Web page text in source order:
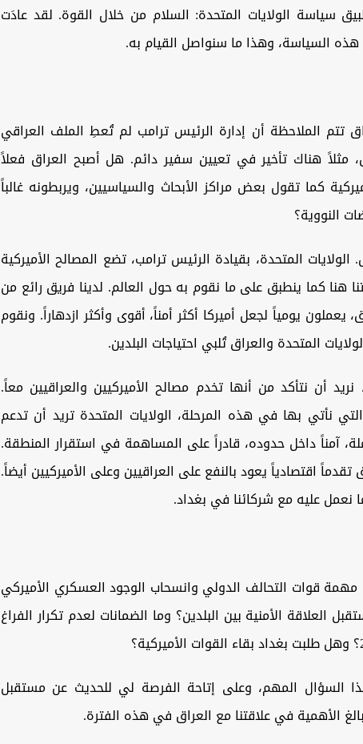
سياسة الولايات المتحدة: السلام من خلال القوة. لقد عادَت
هذه السياسة، وهذا ما سنواصل القيام به.
تتم الملاحظة أن إدارة الرئيس ترامب لم تُعطِ الملف العراقي
مثلاً هناك تأخير في تعيين سفير دائم. هل أصبح العراق فعلاً
كما تقول بعض مراكز الأبحاث والسياسيين، ويربطونه غالباً
النووية؟
المتحدة، بقيادة الرئيس ترامب، تضع المصالح الأميركية
هنا كما ينطبق على ما نقوم به حول العالم. لدينا فريق رائع من
يعملون يومياً لجعل أميركا أكثر أمناً، أقوى وأكثر ازدهاراً. ونقوم
المتحدة والعراق تُلبي احتياجات البلدين.
أن نتأكد من أنها تخدم مصالح الأميركيين والعراقيين معاً.
نأتي بها في هذه المرحلة، الولايات المتحدة تريد أن تدعم
آمناً داخل حدوده، قادراً على المساهمة في استقرار المنطقة.
تقدماً اقتصادياً يعود بالنفع على العراقيين وعلى الأميركيين أيضاً.
نعمل عليه مع شركائنا في بغداد.
مهمة قوات التحالف الدولي وانسحاب الوجود العسكري الأميركي
العلاقة الأمنية بين البلدين؟ وما الضمانات لعدم تكرار الفراغ
السؤال المهم، وعلى إتاحة الفرصة لي للحديث عن مستقبل
الأهمية في علاقتنا مع العراق في هذه الفترة.